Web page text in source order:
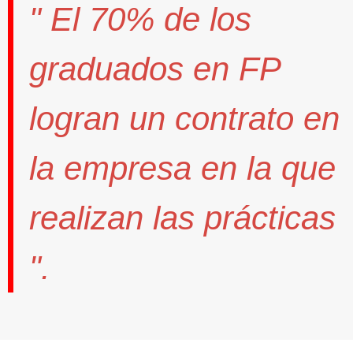
" El 70% de los
graduados en FP
logran un contrato en
la empresa en la que
realizan las prácticas
".